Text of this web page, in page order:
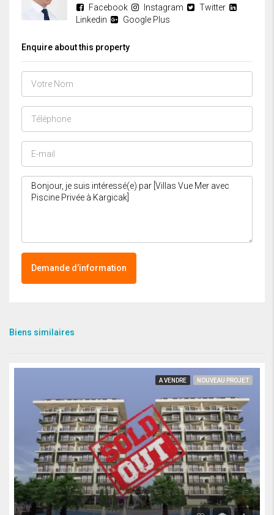
Facebook
Instagram
Twitter
Linkedin
Google Plus
Enquire about this property
Demande d’information
Biens similaires
A VENDRE NOUVEAU PROJET